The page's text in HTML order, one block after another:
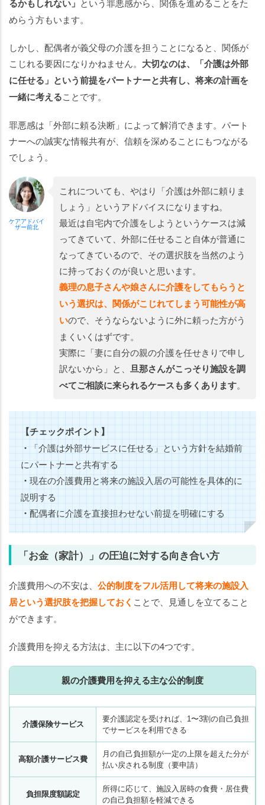
るかもしれない」
めらう方もいます。
しかし、配偶者が義父母の介護を担うことになると、関係が
こじれる要因になりかねません。 大切なのは、「介護は外部
に任せる」という前提をパートナーと共有し、将来の計画を
一緒に考えることです。
罪悪感は「外部に頼る決断」によって解消できます。パート
ナーへの誠実な情報共有が、信頼を深めることにもつながる
でしょう。
ケアアドバイ
ザー前北
これについても、やはり「介護は外部に頼りま
しょう」というアドバイスになりますね。
最近は自宅内で介護をしようというケースは減
ってきていて、外部に任せること自体が普通に
なってきているので、その選択肢を当然のよう
に持っておくのが良いと思います。
義理の息子さんや娘さんに介護をしてもらうと
いう選択は、関係がこじれてしまう可能性が高
いので、そうならないように外に頼った方がう
まくいくはずです。
実際に「妻に自分の親の介護を任せきりで申し
訳ないから」と、 旦那さんがこっそり施設を調
べてご相談に来られるケースも多くあります。
【チェックポイント】
・「介護は外部サービスに任せる」という方針を結婚前
にパートナーと共有する
・現在の介護費用と将来の施設入居の可能性を具体的に
説明する
・配偶者に介護を直接担わせない前提を明確にする
「お金（家計）」の圧迫に対する向き合い方
介護費用への不安は、 公的制度をフル活用して将来の施設入
居という選択肢を把握しておく ことで、見通しを立てること
ができます。
介護費用を抑える方法は、主に以下の4つです。
親の介護費用を抑える主な公的制度
介護保険サービス
要介護認定を受ければ、1〜3割の自己負担
でサービスを利用できる
高額介護サービス費
月の自己負担額が一定の上限を超えた分が
払い戻される制度（要申請）
負担限度額認定
所得に応じて、施設入居時の食費・居住費
の自己負担額を軽減できる